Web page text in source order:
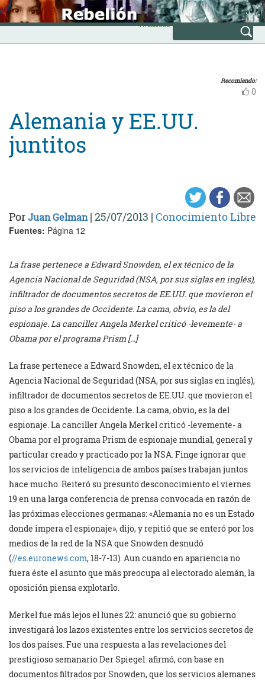
Skip
to
content
INICIO
Avanzada
Recomiendo:
0
Alemania y EE.UU.
juntitos
PorJuan Gelman| 25/07/2013 | Conocimiento Libre
Fuentes: Página 12
La frase pertenece a Edward Snowden, el ex técnico de la
Agencia Nacional de Seguridad (NSA, por sus siglas en inglés),
infiltrador de documentos secretos de EE.UU. que movieron el
piso a los grandes de Occidente. La cama, obvio, es la del
espionaje. La canciller Angela Merkel criticó -levemente- a
Obama por el programa Prism […]
La frase pertenece a Edward Snowden, el ex técnico de la
Agencia Nacional de Seguridad (NSA, por sus siglas en inglés),
infiltrador de documentos secretos de EE.UU. que movieron el
piso a los grandes de Occidente. La cama, obvio, es la del
espionaje. La canciller Angela Merkel criticó -levemente- a
Obama por el programa Prism de espionaje mundial, general y
particular creado y practicado por la NSA. Finge ignorar que
los servicios de inteligencia de ambos países trabajan juntos
hace mucho. Reiteró su presunto desconocimiento el viernes
19 en una larga conferencia de prensa convocada en razón de
las próximas elecciones germanas: «Alemania no es un Estado
donde impera el espionaje», dijo, y repitió que se enteró por los
medios de la red de la NSA que Snowden desnudó
(//es.euronews.com, 18-7-13). Aun cuando en apariencia no
fuera éste el asunto que más preocupa al electorado alemán, la
oposición piensa explotarlo.
Merkel fue más lejos el lunes 22: anunció que su gobierno
investigará los lazos existentes entre los servicios secretos de
los dos países. Fue una respuesta a las revelaciones del
prestigioso semanario Der Spiegel: afirmó, con base en
documentos filtrados por Snowden, que los servicios alemanes